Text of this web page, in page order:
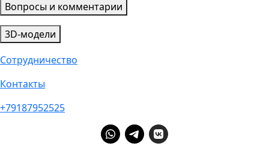
Вопросы и комментарии
3D-модели
Сотрудничество
Контакты
+79187952525